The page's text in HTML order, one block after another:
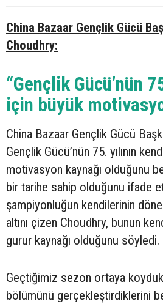
China Bazaar Gençlik Gücü
Choudhry:
“Gençlik Gücü’nün
için büyük
China Bazaar Gençlik Gücü
Gençlik Gücü’nün 75. yılının
motivasyon kaynağı olduğunu
bir tarihe sahip olduğunu ifade
şampiyonluğun kendilerinin
altını çizen Choudhry, bunun
gurur kaynağı olduğunu söyledi.
Geçtiğimiz sezon ortaya
bölümünü gerçekleştirdiklerini